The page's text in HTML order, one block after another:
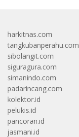
harkitnas.com
tangkubanperahu.com
sibolangit.com
siguragura.com
simanindo.com
padarincang.com
kolektor.id
pelukis.id
pancoran.id
jasmani.id